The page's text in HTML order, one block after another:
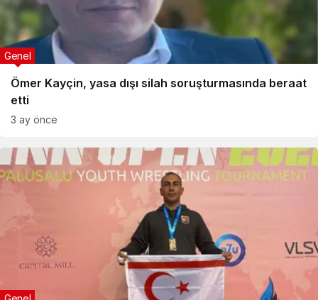
Ömer Kayçin, yasa dışı silah soruşturmasında beraat
etti
Genel
3 ay önce